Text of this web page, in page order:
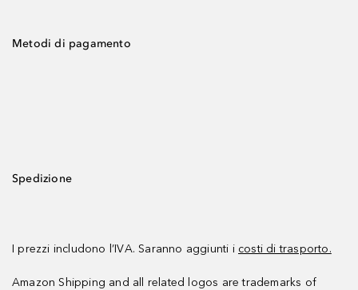
Metodi di pagamento
Spedizione
I prezzi includono l’IVA. Saranno aggiunti i costi di trasporto.
Amazon Shipping and all related logos are trademarks of